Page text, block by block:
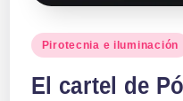
Publicado
Pirotecnia e iluminación
El cartel de